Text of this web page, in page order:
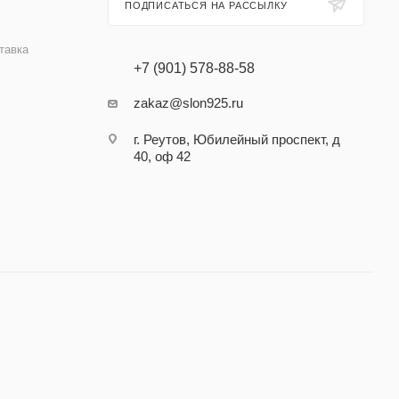
ПОДПИСАТЬСЯ НА РАССЫЛКУ
+7 (901) 578-88-58
zakaz@slon925.ru
г. Реутов, Юбилейный проспект, д
40, оф 42